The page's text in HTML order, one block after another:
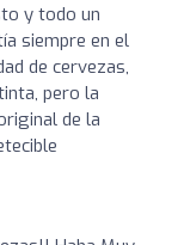
y todo un
siempre en el
de cervezas,
pero la
de la